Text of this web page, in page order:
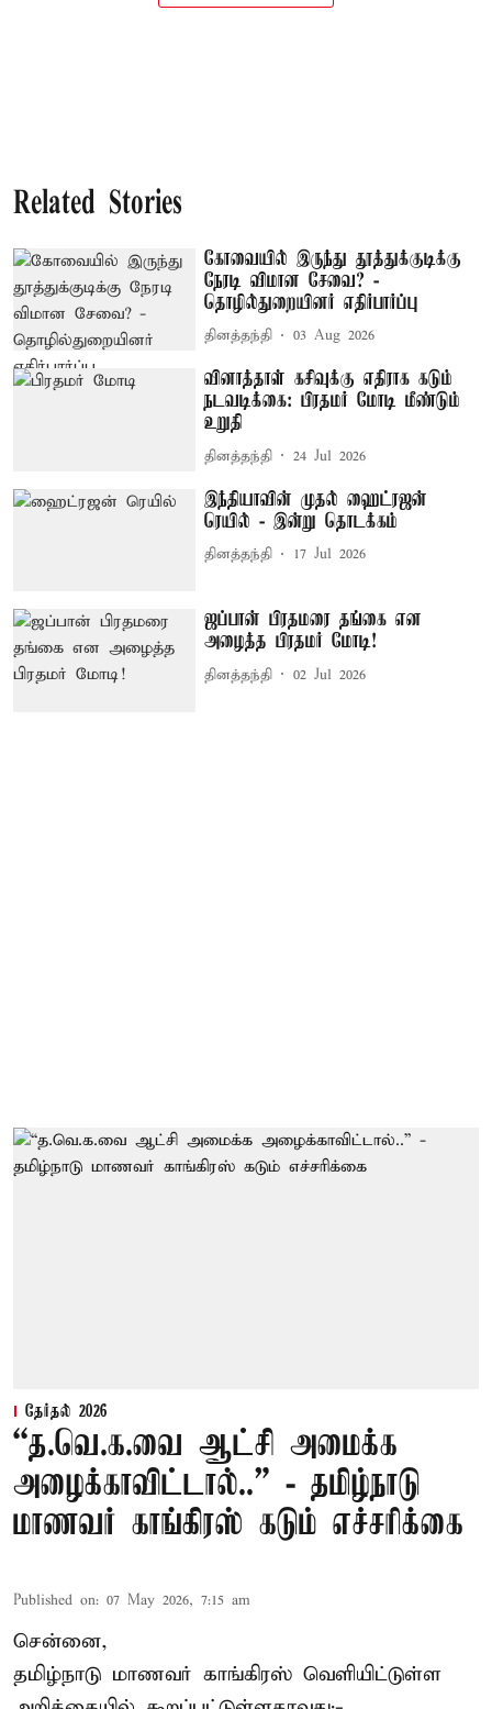
Related Stories
கோவையில் இருந்து தூத்துக்குடிக்கு
நேரடி விமான சேவை? -
தொழில்துறையினர் எதிர்பார்ப்பு
தினத்தந்தி 03 Aug 2026
வினாத்தாள் கசிவுக்கு எதிராக கடும்
நடவடிக்கை: பிரதமர் மோடி மீண்டும்
உறுதி
தினத்தந்தி 24 Jul 2026
இந்தியாவின் முதல் ஹைட்ரஜன்
ரெயில் - இன்று தொடக்கம்
தினத்தந்தி 17 Jul 2026
ஜப்பான் பிரதமரை தங்கை என
அழைத்த பிரதமர் மோடி!
தினத்தந்தி 02 Jul 2026
தேர்தல் 2026
“த.வெ.க.வை ஆட்சி அமைக்க
அழைக்காவிட்டால்..” - தமிழ்நாடு
மாணவர் காங்கிரஸ் கடும் எச்சரிக்கை
Published on: 07 May 2026, 7:15 am
சென்னை,
தமிழ்நாடு மாணவர் காங்கிரஸ் வெளியிட்டுள்ள